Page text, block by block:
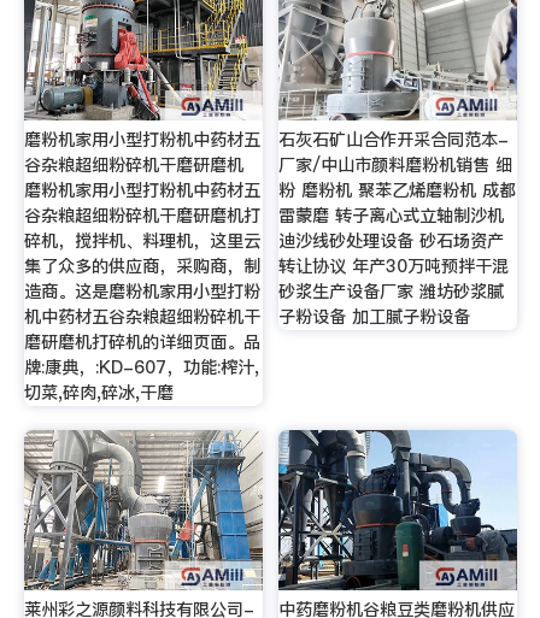
磨粉机家用小型打粉机中药材五
谷杂粮超细粉碎机干磨研磨机
磨粉机家用小型打粉机中药材五
谷杂粮超细粉碎机干磨研磨机打
碎机，搅拌机、料理机，这里云
集了众多的供应商，采购商，制
造商。这是磨粉机家用小型打粉
机中药材五谷杂粮超细粉碎机干
磨研磨机打碎机的详细页面。品
牌:康典，:KD-607，功能:榨汁,
切菜,碎肉,碎冰,干磨
石灰石矿山合作开采合同范本-
厂家/中山市颜料磨粉机销售 细
粉 磨粉机 聚苯乙烯磨粉机 成都
雷蒙磨 转子离心式立轴制沙机
迪沙线砂处理设备 砂石场资产
转让协议 年产30万吨预拌干混
砂浆生产设备厂家 潍坊砂浆腻
子粉设备 加工腻子粉设备
莱州彩之源颜料科技有限公司- 中药磨粉机谷粮豆类磨粉机供应